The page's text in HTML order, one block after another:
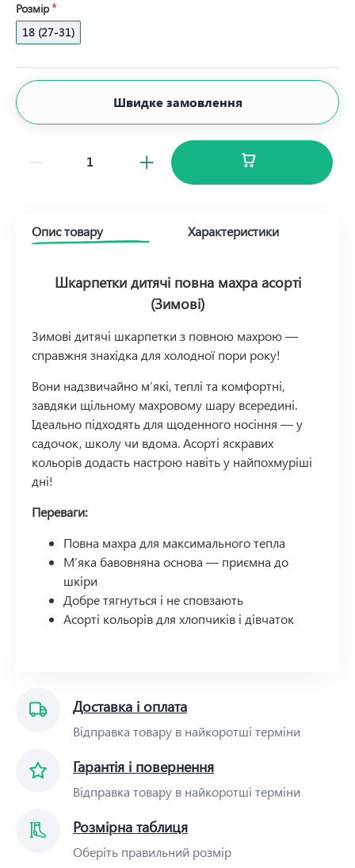
Розмір
18 (27-31)
Швидке замовлення
Доставка і оплата
Відправка товару в найкоротші терміни
Гарантія і повернення
Відправка товару в найкоротші терміни
Розмірна таблиця
Оберіть правильний розмір
Опис товару Характеристики
Шкарпетки дитячі повна махра асорті
(Зимові)
Зимові дитячі шкарпетки з повною махрою —
справжня знахідка для холодної пори року!
Вони надзвичайно м’які, теплі та комфортні,
завдяки щільному махровому шару всередині.
Ідеально підходять для щоденного носіння — у
садочок, школу чи вдома. Асорті яскравих
кольорів додасть настрою навіть у найпохмуріші
дні!
Переваги:
Повна махра для максимального тепла
М’яка бавовняна основа — приємна до
шкіри
Добре тягнуться і не сповзають
Асорті кольорів для хлопчиків і дівчаток